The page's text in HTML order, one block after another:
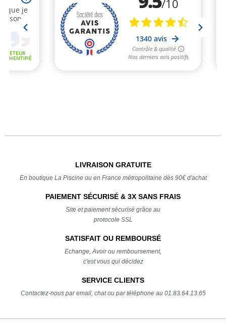
LIVRAISON GRATUITE
En boutique La Piscine ou en France métropolitaine dès 90€ d'achat
PAIEMENT SÉCURISÉ & 3X SANS FRAIS
Site et paiement sécurisé grâce au
protocole SSL
SATISFAIT OU REMBOURSÉ
Echange, Avoir ou remboursement,
c'est vous qui décidez
SERVICE CLIENTS
Contactez-nous par email, chat ou par téléphone au 01.83.64.13.65